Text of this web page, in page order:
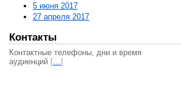
5 июня 2017
27 апреля 2017
Контакты
Контактные телефоны, дни и время
аудиенций […]